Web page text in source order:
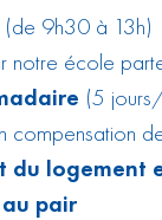
(de 9h30 à 13h)
notre école
(5
compensation
du logement
pair